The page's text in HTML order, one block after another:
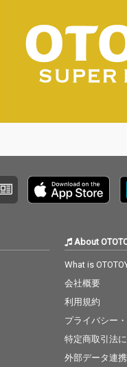
About
What is
会社概要
利用規約
プライバシー
特定商取引法
外部データ連